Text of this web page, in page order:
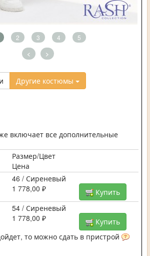
2 3 4 5
< >
Другие костюмы
включает все дополнительные
Размер/Цвет
Цена
46 / Сиреневый
1 778,00 ₽
Купить
54 / Сиреневый
1 778,00 ₽
Купить
то можно сдать в пристрой